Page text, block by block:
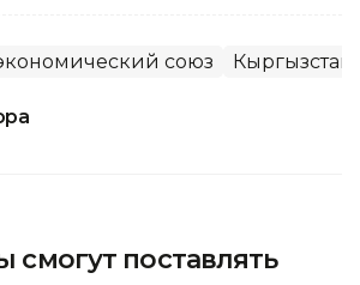
союз Кыргызстан
смогут поставлять